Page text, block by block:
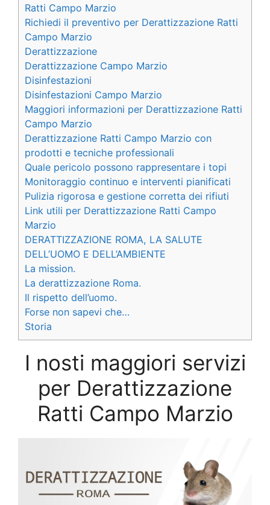
Ratti Campo Marzio
Richiedi il preventivo per Derattizzazione Ratti
Campo Marzio
Derattizzazione
Derattizzazione Campo Marzio
Disinfestazioni
Disinfestazioni Campo Marzio
Maggiori informazioni per Derattizzazione Ratti
Campo Marzio
Derattizzazione Ratti Campo Marzio con
prodotti e tecniche professionali
Quale pericolo possono rappresentare i topi
Monitoraggio continuo e interventi pianificati
Pulizia rigorosa e gestione corretta dei rifiuti
Link utili per Derattizzazione Ratti Campo
Marzio
DERATTIZZAZIONE ROMA, LA SALUTE
DELL’UOMO E DELL’AMBIENTE
La mission.
La derattizzazione Roma.
Il rispetto dell’uomo.
Forse non sapevi che…
Storia
I nosti maggiori servizi
per Derattizzazione
Ratti Campo Marzio